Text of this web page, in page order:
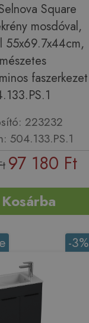
Square
mosdóval,
55x69.7x44cm,
faszerkezet
223232
504.133.PS.1
97 180 Ft
Kosárba
-3%